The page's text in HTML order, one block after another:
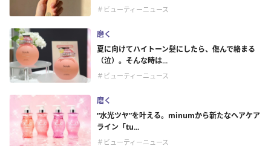
＃ビューティーニュース
磨く
夏に向けてハイトーン髪にしたら、傷んで絡まる
（泣）。そんな時は...
＃ビューティーニュース
磨く
“水光ツヤ”を叶える。minumから新たなヘアケア
ライン「tu...
＃ビューティーニュース